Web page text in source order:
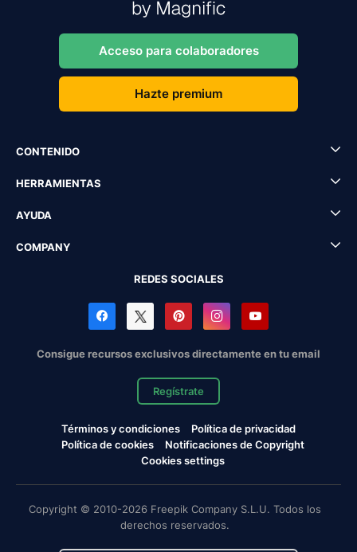
Acceso para colaboradores
Hazte premium
CONTENIDO
HERRAMIENTAS
AYUDA
COMPANY
REDES SOCIALES
Consigue recursos exclusivos directamente en tu email
Regístrate
Términos y condiciones
Política de privacidad
Política de cookies
Notificaciones de Copyright
Cookies settings
Copyright © 2010-2026 Freepik Company S.L.U. Todos los
derechos reservados.